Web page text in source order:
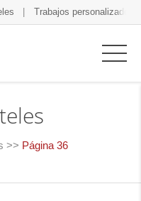
Trabajos personalizados
>> Página 36